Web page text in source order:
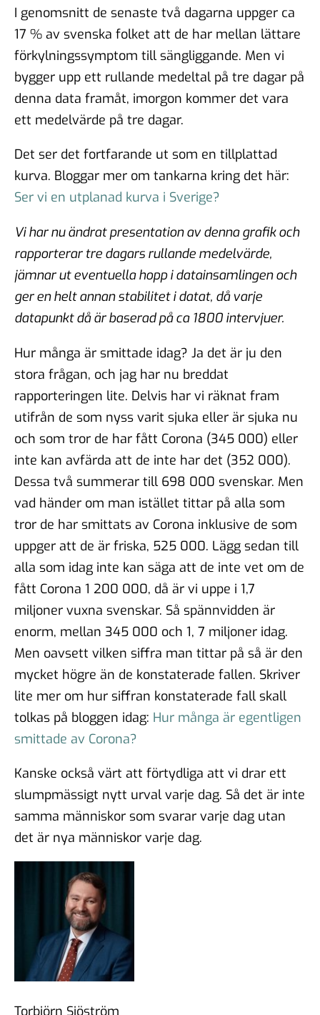
I genomsnitt de senaste två dagarna uppger ca
17 % av svenska folket att de har mellan lättare
förkylningssymptom till sängliggande. Men vi
bygger upp ett rullande medeltal på tre dagar på
denna data framåt, imorgon kommer det vara
ett medelvärde på tre dagar.
Det ser det fortfarande ut som en tillplattad
kurva. Bloggar mer om tankarna kring det här:
Ser vi en utplanad kurva i Sverige?
Vi har nu ändrat presentation av denna grafik och
rapporterar tre dagars rullande medelvärde,
jämnar ut eventuella hopp i datainsamlingen och
ger en helt annan stabilitet i datat, då varje
datapunkt då är baserad på ca 1800 intervjuer.
Hur många är smittade idag? Ja det är ju den
stora frågan, och jag har nu breddat
rapporteringen lite. Delvis har vi räknat fram
utifrån de som nyss varit sjuka eller är sjuka nu
och som tror de har fått Corona (345 000) eller
inte kan avfärda att de inte har det (352 000).
Dessa två summerar till 698 000 svenskar. Men
vad händer om man istället tittar på alla som
tror de har smittats av Corona inklusive de som
uppger att de är friska, 525 000. Lägg sedan till
alla som idag inte kan säga att de inte vet om de
fått Corona 1 200 000, då är vi uppe i 1,7
miljoner vuxna svenskar. Så spännvidden är
enorm, mellan 345 000 och 1, 7 miljoner idag.
Men oavsett vilken siffra man tittar på så är den
mycket högre än de konstaterade fallen. Skriver
lite mer om hur siffran konstaterade fall skall
tolkas på bloggen idag: Hur många är egentligen
smittade av Corona?
Kanske också värt att förtydliga att vi drar ett
slumpmässigt nytt urval varje dag. Så det är inte
samma människor som svarar varje dag utan
det är nya människor varje dag.
Torbjörn Sjöström